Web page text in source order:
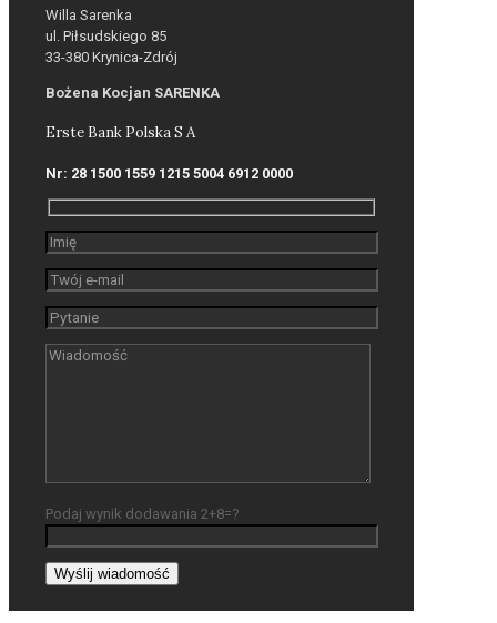
Willa Sarenka
ul. Piłsudskiego 85
33-380 Krynica-Zdrój
Bożena Kocjan SARENKA
Erste Bank Polska S A
Nr: 28 1500 1559 1215 5004 6912 0000
Podaj wynik dodawania 2+8=?